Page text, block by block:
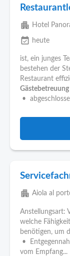
apartment Hotel
event_available heute
ist, ein junges
bestehen der
Restaurant
Gästebetreuung
•
apartment Aiola al
Anstellungsart:
welche
benötigen, um
•
vom Empfang...